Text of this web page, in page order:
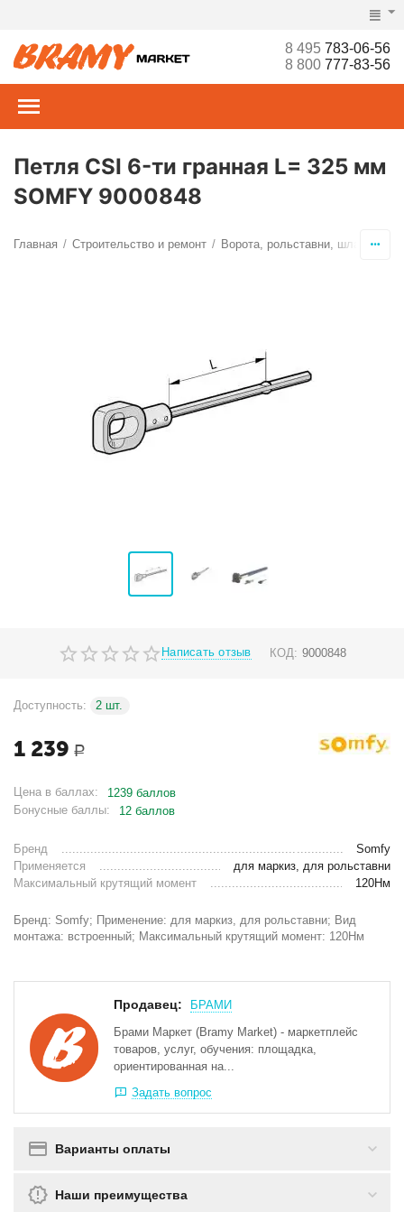
8 495783-06-56
8 800777-83-56
Петля CSI 6-ти гранная L= 325 мм
SOMFY 9000848
Главная / Строительство и ремонт / Ворота, рольставни,
Написать отзыв КОД: 9000848
Доступность: 2 шт.
1 239 Р
Цена в баллах:
1239 баллов
Бонусные баллы:
12 баллов
Бренд
Somfy
Применяется
для маркиз, для рольставни
Максимальный крутящий момент
120Нм
Бренд: Somfy; Применение: для маркиз, для рольставни; Вид
монтажа: встроенный; Максимальный крутящий момент: 120Нм
Продавец:
БРАМИ
Брами Маркет (Bramy Market) - маркетплейс
товаров, услуг, обучения: площадка,
ориентированная на...
Задать вопрос
Варианты оплаты
Наши преимущества